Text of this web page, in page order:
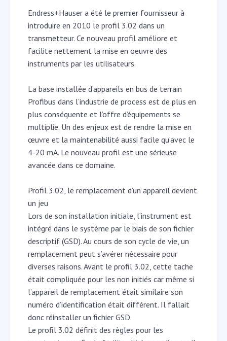
Endress+Hauser a été le premier fournisseur à
introduire en 2010 le profil 3.02 dans un
transmetteur. Ce nouveau profil améliore et
facilite nettement la mise en oeuvre des
instruments par les utilisateurs.
La base installée d’appareils en bus de terrain
Profibus dans l’industrie de process est de plus en
plus conséquente et l’offre d’équipements se
multiplie. Un des enjeux est de rendre la mise en
œuvre et la maintenabilité aussi facile qu’avec le
4-20 mA. Le nouveau profil est une sérieuse
avancée dans ce domaine.
Profil 3.02, le remplacement d’un appareil devient
un jeu
Lors de son installation initiale, l’instrument est
intégré dans le système par le biais de son fichier
descriptif (GSD). Au cours de son cycle de vie, un
remplacement peut s’avérer nécessaire pour
diverses raisons. Avant le profil 3.02, cette tache
était compliquée pour les non initiés car même si
l’appareil de remplacement était similaire son
numéro d’identification était différent. Il fallait
donc réinstaller un fichier GSD.
Le profil 3.02 définit des règles pour les